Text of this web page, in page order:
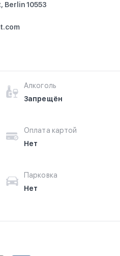
Berlin 10553
Алкоголь
Запрещён
Оплата картой
Нет
Парковка
Нет